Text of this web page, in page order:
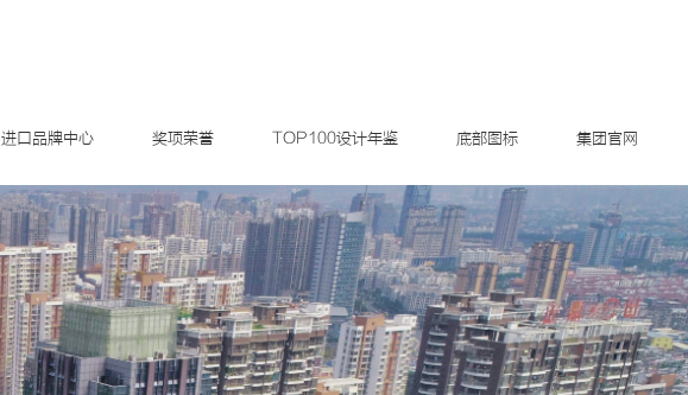
进口品牌中心 奖项荣誉 TOP100设计年鉴 底部图标 集团官网